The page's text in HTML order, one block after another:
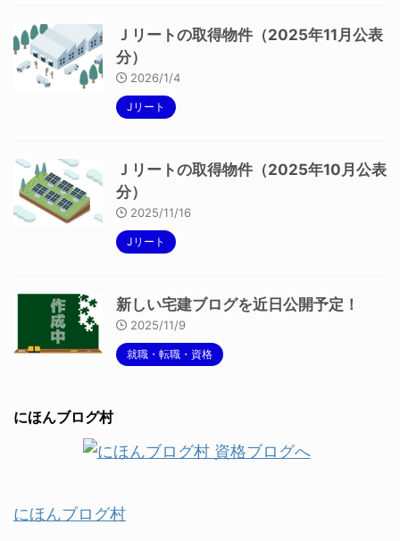
Ｊリートの取得物件（2025年11月公表
分）
2026/1/4
Jリート
Ｊリートの取得物件（2025年10月公表
分）
2025/11/16
Jリート
新しい宅建ブログを近日公開予定！
2025/11/9
就職・転職・資格
にほんブログ村
にほんブログ村